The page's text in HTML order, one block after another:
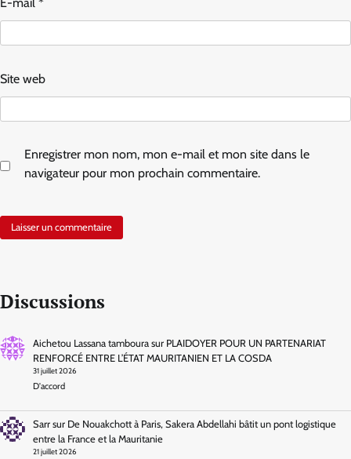
E-mail *
Site web
Enregistrer mon nom, mon e-mail et mon site dans le
navigateur pour mon prochain commentaire.
Discussions
Aichetou Lassana tambourasur PLAIDOYER POUR UN PARTENARIAT
RENFORCÉ ENTRE L’ÉTAT MAURITANIEN ET LA COSDA
31 juillet 2026
D'accord
Sarrsur De Nouakchott à Paris, Sakera Abdellahi bâtit un pont logistique
entre la France et la Mauritanie
21 juillet 2026